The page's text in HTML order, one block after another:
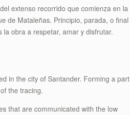
extenso recorrido que comienza en la
de Mataleñas. Principio, parada, o final
obra a respetar, amar y disfrutar.
in the city of Santander. Forming a part
the tracing.
that are communicated with the low